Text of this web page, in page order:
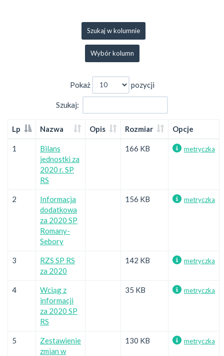
Szukaj w kolumnie
Wybór kolumn
Pokaż pozycji
Szukaj:
Lp Nazwa Opis Rozmiar Opcje
1
Bilans
jednostki za
2020 r. SP
RS
166 KB metryczka
2
Informacja
dodatkowa
za 2020 SP
Romany-
Sebory
156 KB metryczka
3
RZS SP RS
za 2020
142 KB metryczka
4
Wciąg z
informacji
za 2020 SP
RS
35 KB metryczka
5
Zestawienie
zmian w
130 KB metryczka